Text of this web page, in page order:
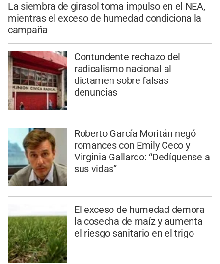
La siembra de girasol toma impulso en el NEA,
mientras el exceso de humedad condiciona la
campaña
Contundente rechazo del
radicalismo nacional al
dictamen sobre falsas
denuncias
Roberto García Moritán negó
romances con Emily Ceco y
Virginia Gallardo: “Dedíquense a
sus vidas”
El exceso de humedad demora
la cosecha de maíz y aumenta
el riesgo sanitario en el trigo